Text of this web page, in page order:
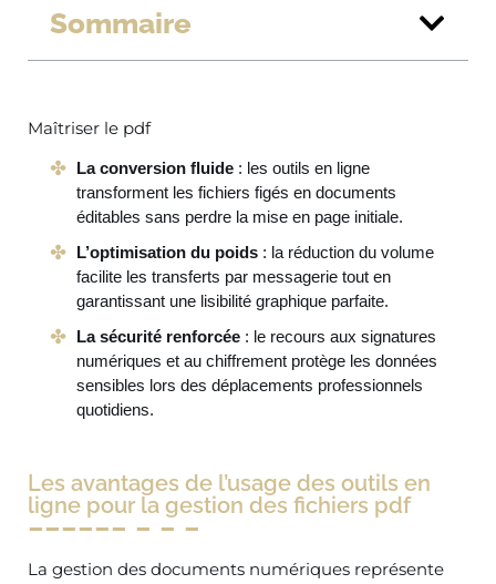
Sommaire
Maîtriser le pdf
La conversion fluide : les outils en ligne
transforment les fichiers figés en documents
éditables sans perdre la mise en page initiale.
L’optimisation du poids : la réduction du volume
facilite les transferts par messagerie tout en
garantissant une lisibilité graphique parfaite.
La sécurité renforcée : le recours aux signatures
numériques et au chiffrement protège les données
sensibles lors des déplacements professionnels
quotidiens.
Les avantages de l’usage des outils en
ligne pour la gestion des fichiers pdf
La gestion des documents numériques représente